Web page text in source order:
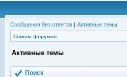
Сообщения без ответов | Активные темы
Список форумов
Активные темы
Поиск